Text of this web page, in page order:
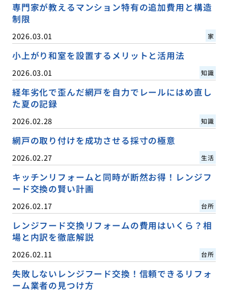
専門家が教えるマンション特有の追加費用と構造
制限
2026.03.01 家
小上がり和室を設置するメリットと活用法
2026.03.01 知識
経年劣化で歪んだ網戸を自力でレールにはめ直し
た夏の記録
2026.02.28 知識
網戸の取り付けを成功させる採寸の極意
2026.02.27 生活
キッチンリフォームと同時が断然お得！レンジフ
ード交換の賢い計画
2026.02.17 台所
レンジフード交換リフォームの費用はいくら？相
場と内訳を徹底解説
2026.02.11 台所
失敗しないレンジフード交換！信頼できるリフォ
ーム業者の見つけ方